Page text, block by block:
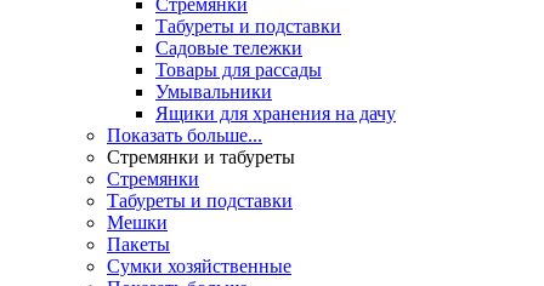
Стремянки
Табуреты и подставки
Садовые тележки
Товары для рассады
Умывальники
Ящики для хранения на дачу
Показать больше...
Стремянки и табуреты
Стремянки
Табуреты и подставки
Мешки
Пакеты
Сумки хозяйственные